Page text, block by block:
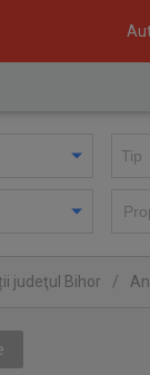
judeţul Bihor /